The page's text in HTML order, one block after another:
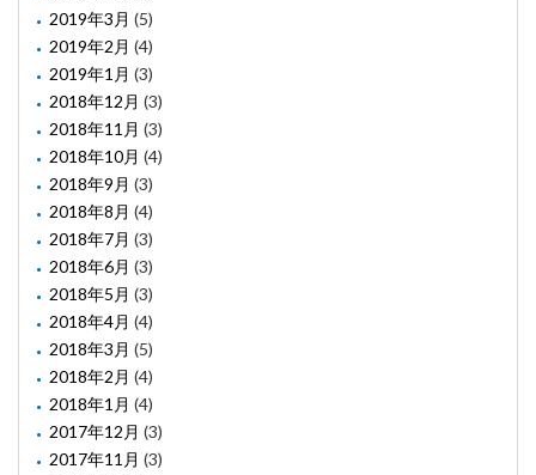
2019年3月 (5)
2019年2月 (4)
2019年1月 (3)
2018年12月 (3)
2018年11月 (3)
2018年10月 (4)
2018年9月 (3)
2018年8月 (4)
2018年7月 (3)
2018年6月 (3)
2018年5月 (3)
2018年4月 (4)
2018年3月 (5)
2018年2月 (4)
2018年1月 (4)
2017年12月 (3)
2017年11月 (3)